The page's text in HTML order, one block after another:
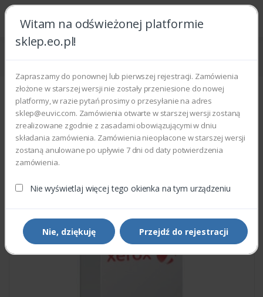
Witam na odświeżonej platformie
sklep.eo.pl!
Zapraszamy do ponownej lub pierwszej rejestracji. Zamówienia
złożone w starszej wersji nie zostały przeniesione do nowej
platformy, w razie pytań prosimy o przesyłanie na adres
sklep@euvic.com. Zamówienia otwarte w starszej wersji zostaną
zrealizowane zgodnie z zasadami obowiązującymi w dniu
składania zamówienia. Zamówienia nieopłacone w starszej wersji
zostaną anulowane po upływie 7 dni od daty potwierdzenia
zamówienia.
Nie wyświetlaj więcej tego okienka na tym urządzeniu
Nie, dziękuję Przejdź do rejestracji
Strona główna Części zamienne